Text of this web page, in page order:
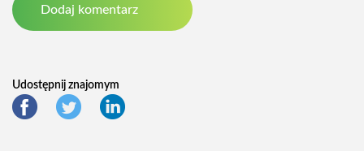
Udostępnij znajomym